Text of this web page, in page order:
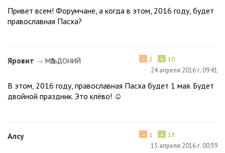
Привет всем! Форумчане, а когда в этом, 2016 году, будет
православная Пасха?
Яровит → МѢЉДОНИЙ + 10
− 2
24 апреля 2016 г. 09:41
В этом, 2016 году, православная Пасха будет 1 мая. Будет
двойной праздник. Это клёво! ☺
Алсу + 13
− 1
15 апреля 2016 г. 00:39